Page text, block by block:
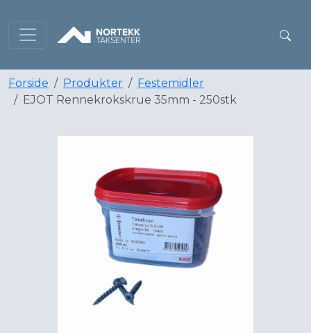
Forside Produkter
Festemidler
EJOT Rennekrokskrue 35mm - 250stk